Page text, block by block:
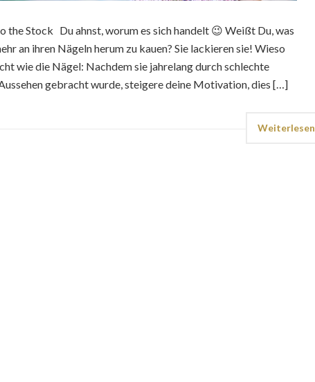
Stock Du ahnst, worum es sich handelt 😉 Weißt Du, was
an ihren Nägeln herum zu kauen? Sie lackieren sie! Wieso
wie die Nägel: Nachdem sie jahrelang durch schlechte
gebracht wurde, steigere deine Motivation, dies […]
Weiterlesen